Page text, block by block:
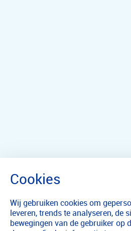
Wij gebruiken cookies om
leveren, trends te analyseren, de
bewegingen van de gebruiker op